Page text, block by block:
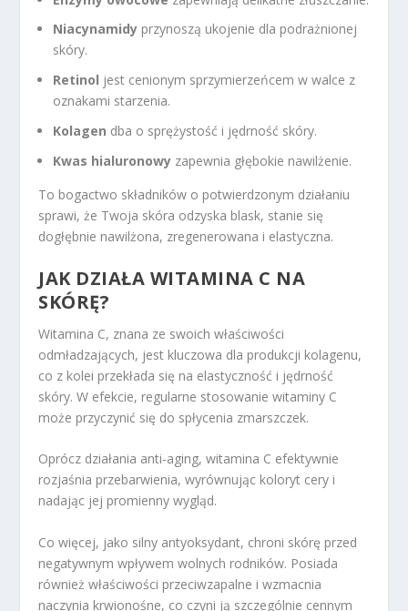
Niacynamidy przynoszą ukojenie dla podrażnionej
skóry.
Retinol jest cenionym sprzymierzeńcem w walce z
oznakami starzenia.
Kolagen dba o sprężystość i jędrność skóry.
Kwas hialuronowy zapewnia głębokie nawilżenie.
To bogactwo składników o potwierdzonym działaniu
sprawi, że Twoja skóra odzyska blask, stanie się
dogłębnie nawilżona, zregenerowana i elastyczna.
JAK DZIAŁA WITAMINA C NA
SKÓRĘ?
Witamina C, znana ze swoich właściwości
odmładzających, jest kluczowa dla produkcji kolagenu,
co z kolei przekłada się na elastyczność i jędrność
skóry. W efekcie, regularne stosowanie witaminy C
może przyczynić się do spłycenia zmarszczek.
Oprócz działania anti-aging, witamina C efektywnie
rozjaśnia przebarwienia, wyrównując koloryt cery i
nadając jej promienny wygląd.
Co więcej, jako silny antyoksydant, chroni skórę przed
negatywnym wpływem wolnych rodników. Posiada
również właściwości przeciwzapalne i wzmacnia
naczynia krwionośne, co czyni ją szczególnie cennym